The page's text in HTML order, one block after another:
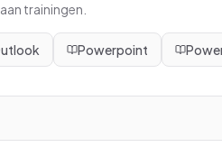
trainingen.
Powerpoint